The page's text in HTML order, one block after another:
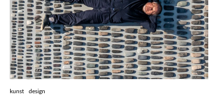
kunst design